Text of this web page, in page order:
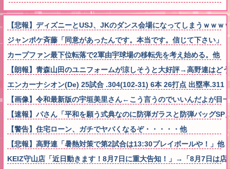
【悲報】ディズニーとUSJ、JKのダンス会場になってしまうｗｗｗ
ジャンポケ斉藤「同意があったんです。本当です。信じて下さい
カープファン最下位転落で2軍由宇球場の移転先を考え始める。他
【朗報】青森山田のユニフォームが涼しそうと大好評→高野連はど
エンカーナシオン(De) 25試合 .304(102-31) 6本 26打点 出塁率.311
【画像】令和最新版の宇垣美里さん←こう言うのでいいんだよが
【速報】パさん「平和を願う式典なのに防弾ガラスと防弾バッグ
【警告】住宅ローン、ガチでヤバくなるぞ・・・・・他
【悲報】高野連「暑熱対策で第2試合は13:30プレイボールや！」他
KEIZ守山店「近日動きます！8月7日に重大告知！」→「8月7日は店